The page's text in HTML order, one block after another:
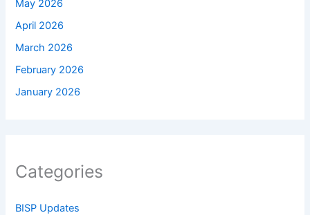
May 2026
April 2026
March 2026
February 2026
January 2026
Categories
BISP Updates